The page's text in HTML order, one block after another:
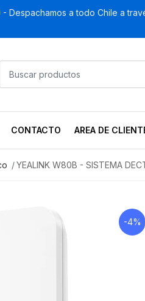
Despachamos a todo Chile a
CONTACTO AREA DE
YEALINK W80B - SISTEMA
-4%